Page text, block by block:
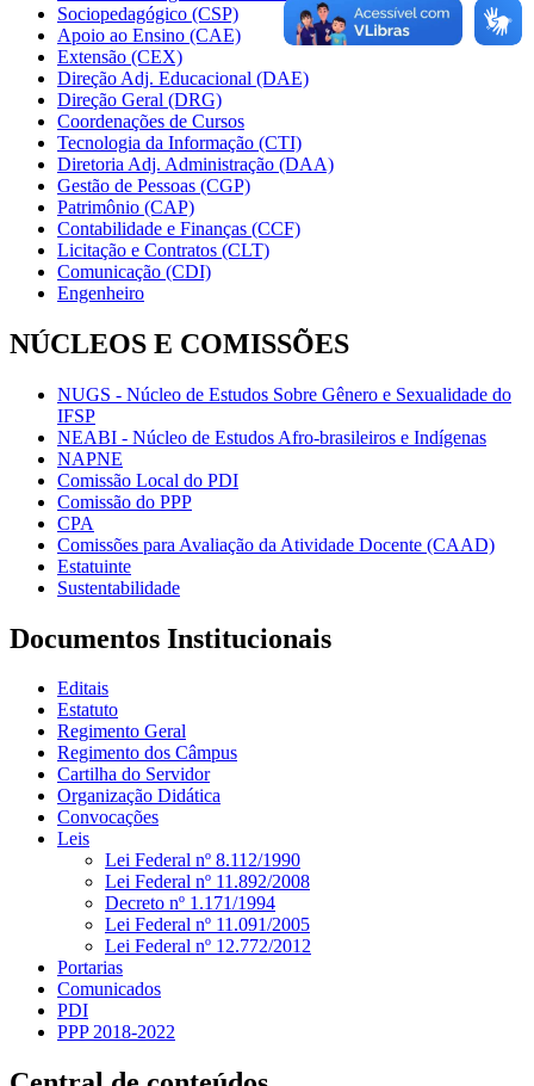
Sociopedagógico (CSP)
Apoio ao Ensino (CAE)
Extensão (CEX)
Direção Adj. Educacional (DAE)
Direção Geral (DRG)
Coordenações de Cursos
Tecnologia da Informação (CTI)
Diretoria Adj. Administração (DAA)
Gestão de Pessoas (CGP)
Patrimônio (CAP)
Contabilidade e Finanças (CCF)
Licitação e Contratos (CLT)
Comunicação (CDI)
Engenheiro
NÚCLEOS E COMISSÕES
NUGS - Núcleo de Estudos Sobre Gênero e Sexualidade do
IFSP
NEABI - Núcleo de Estudos Afro-brasileiros e Indígenas
NAPNE
Comissão Local do PDI
Comissão do PPP
CPA
Comissões para Avaliação da Atividade Docente (CAAD)
Estatuinte
Sustentabilidade
Documentos Institucionais
Editais
Estatuto
Regimento Geral
Regimento dos Câmpus
Cartilha do Servidor
Organização Didática
Convocações
Leis
Lei Federal nº 8.112/1990
Lei Federal nº 11.892/2008
Decreto nº 1.171/1994
Lei Federal nº 11.091/2005
Lei Federal nº 12.772/2012
Portarias
Comunicados
PDI
PPP 2018-2022